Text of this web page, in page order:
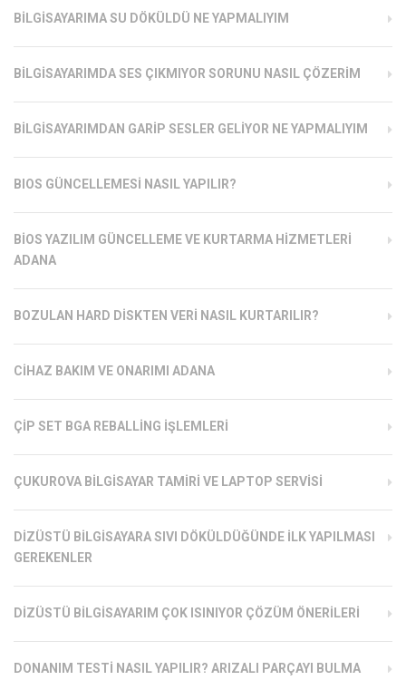
BILGISAYARIMA SU DÖKÜLDÜ NE YAPMALIYIM
BILGISAYARIMDA SES ÇIKMIYOR SORUNU NASIL ÇÖZERIM
BILGISAYARIMDAN GARIP SESLER GELIYOR NE YAPMALIYIM
BIOS GÜNCELLEMESI NASIL YAPILIR?
BIOS YAZILIM GÜNCELLEME VE KURTARMA HIZMETLERI
ADANA
BOZULAN HARD DISKTEN VERI NASIL KURTARILIR?
CIHAZ BAKIM VE ONARIMI ADANA
ÇIP SET BGA REBALLING İŞLEMLERI
ÇUKUROVA BILGISAYAR TAMIRI VE LAPTOP SERVISI
DIZÜSTÜ BILGISAYARA SIVI DÖKÜLDÜĞÜNDE İLK YAPILMASI
GEREKENLER
DIZÜSTÜ BILGISAYARIM ÇOK ISINIYOR ÇÖZÜM ÖNERILERI
DONANIM TESTI NASIL YAPILIR? ARIZALI PARÇAYI BULMA